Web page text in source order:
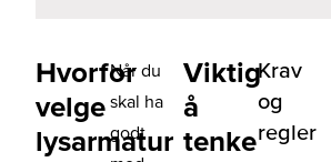
Hvorfor
velge
lysarmatur
Når du
skal ha
godt
Viktig
å
tenke
Krav
og
regler